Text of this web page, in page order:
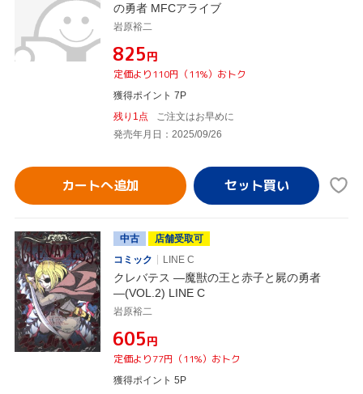
の勇者 MFCアライブ
岩原裕二
¥825円
定価より110円（11%）おトク
獲得ポイント 7P
残り1点
ご注文はお早めに
発売年月日：2025/09/26
カートへ追加
中古
店舗受取可
コミック
LINE C
クレバテス ―魔獣の王と赤子と屍の勇者
―(VOL.2) LINE C
岩原裕二
¥605円
定価より77円（11%）おトク
獲得ポイント 5P